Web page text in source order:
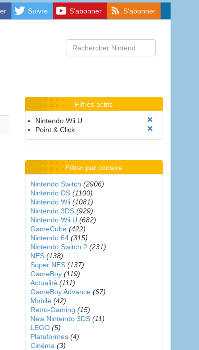
Suivre S'abonner S'abonner
Filtres actifs
Nintendo Wii U
Point & Click
Filtrer par console
Nintendo Switch (2906)
Nintendo DS (1100)
Nintendo Wii (1081)
Nintendo 3DS (929)
Nintendo Wii U (682)
GameCube (422)
Nintendo 64 (315)
Nintendo Switch 2 (231)
NES (138)
Super NES (137)
GameBoy (119)
Actualité (111)
GameBoy Advance (67)
Mobile (42)
Retro-Gaming (15)
New Nintendo 3DS (11)
LEGO (5)
Plateformes (4)
Cinéma (3)